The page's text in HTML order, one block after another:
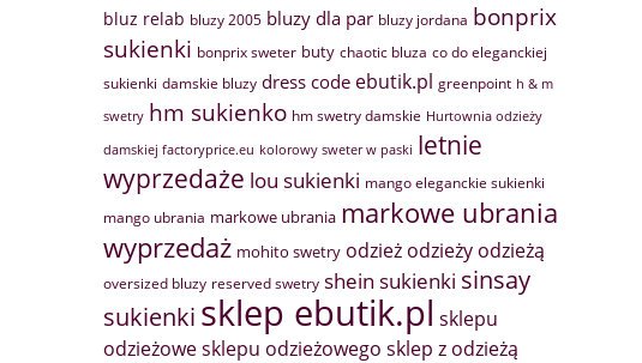
bluz relab bluzy 2005 bluzy dla par bluzy jordana bonprix
sukienki bonprix sweter buty chaotic bluza co do eleganckiej
sukienki damskie bluzy dress code ebutik.pl greenpoint h & m
swetry hm sukienko hm swetry damskie Hurtownia odzieży
damskiej factoryprice.eu kolorowy sweter w paski letnie
wyprzedaże lou sukienki mango eleganckie sukienki
mango ubrania markowe ubrania markowe ubrania
wyprzedaż mohito swetry odzież odzieży odzieżą
oversized bluzy reserved swetry shein sukienki sinsay
sukienki sklep ebutik.pl sklepu
odzieżowesklepu odzieżowego sklep z odzieżą